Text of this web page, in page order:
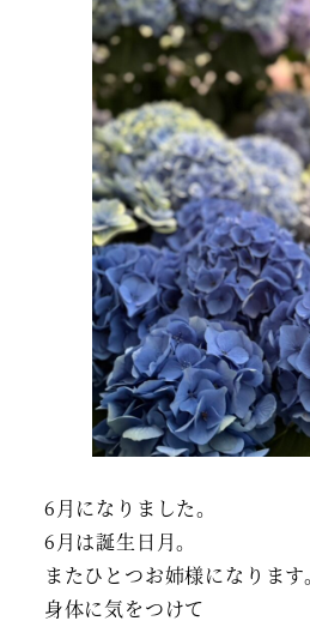
6月になりました。
6月は誕生日月。
またひとつお姉様になります。
身体に気をつけて